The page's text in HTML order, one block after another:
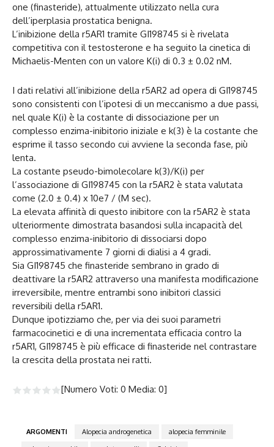
one (finasteride), attualmente utilizzato nella cura
dell’iperplasia prostatica benigna.
L’inibizione della r5AR1 tramite GI198745 si è rivelata
competitiva con il testosterone e ha seguito la cinetica di
Michaelis-Menten con un valore K(i) di 0.3 ± 0.02 nM.
I dati relativi all’inibizione della r5AR2 ad opera di GI198745
sono consistenti con l’ipotesi di un meccanismo a due passi,
nel quale K(i) è la costante di dissociazione per un
complesso enzima-inibitorio iniziale e k(3) è la costante che
esprime il tasso secondo cui avviene la seconda fase, più
lenta.
La costante pseudo-bimolecolare k(3)/K(i) per
l’associazione di GI198745 con la r5AR2 è stata valutata
come (2.0 ± 0.4) x 10e7 / (M sec).
La elevata affinità di questo inibitore con la r5AR2 è stata
ulteriormente dimostrata basandosi sulla incapacità del
complesso enzima-inibitorio di dissociarsi dopo
approssimativamente 7 giorni di dialisi a 4 gradi.
Sia GI198745 che finasteride sembrano in grado di
deattivare la r5AR2 attraverso una manifesta modificazione
irreversibile, mentre entrambi sono inibitori classici
reversibili della r5AR1.
Dunque ipotizziamo che, per via dei suoi parametri
farmacocinetici e di una incrementata efficacia contro la
r5AR1, GI198745 è più efficace di finasteride nel contrastare
la crescita della prostata nei ratti.
[Numero Voti: 0 Media: 0]
ARGOMENTI Alopecia androgenetica
alopecia femminile